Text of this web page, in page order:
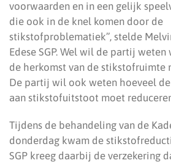
voorwaarden en in een gelijk
die ook in de knel komen door de
stikstofproblematiek”, stelde
Edese SGP. Wel wil de partij
de herkomst van de stikstofruimte
De partij wil ook weten hoeveel
aan stikstofuitstoot moet
Tijdens de behandeling van de
donderdag kwam de
SGP kreeg daarbij de verzekering